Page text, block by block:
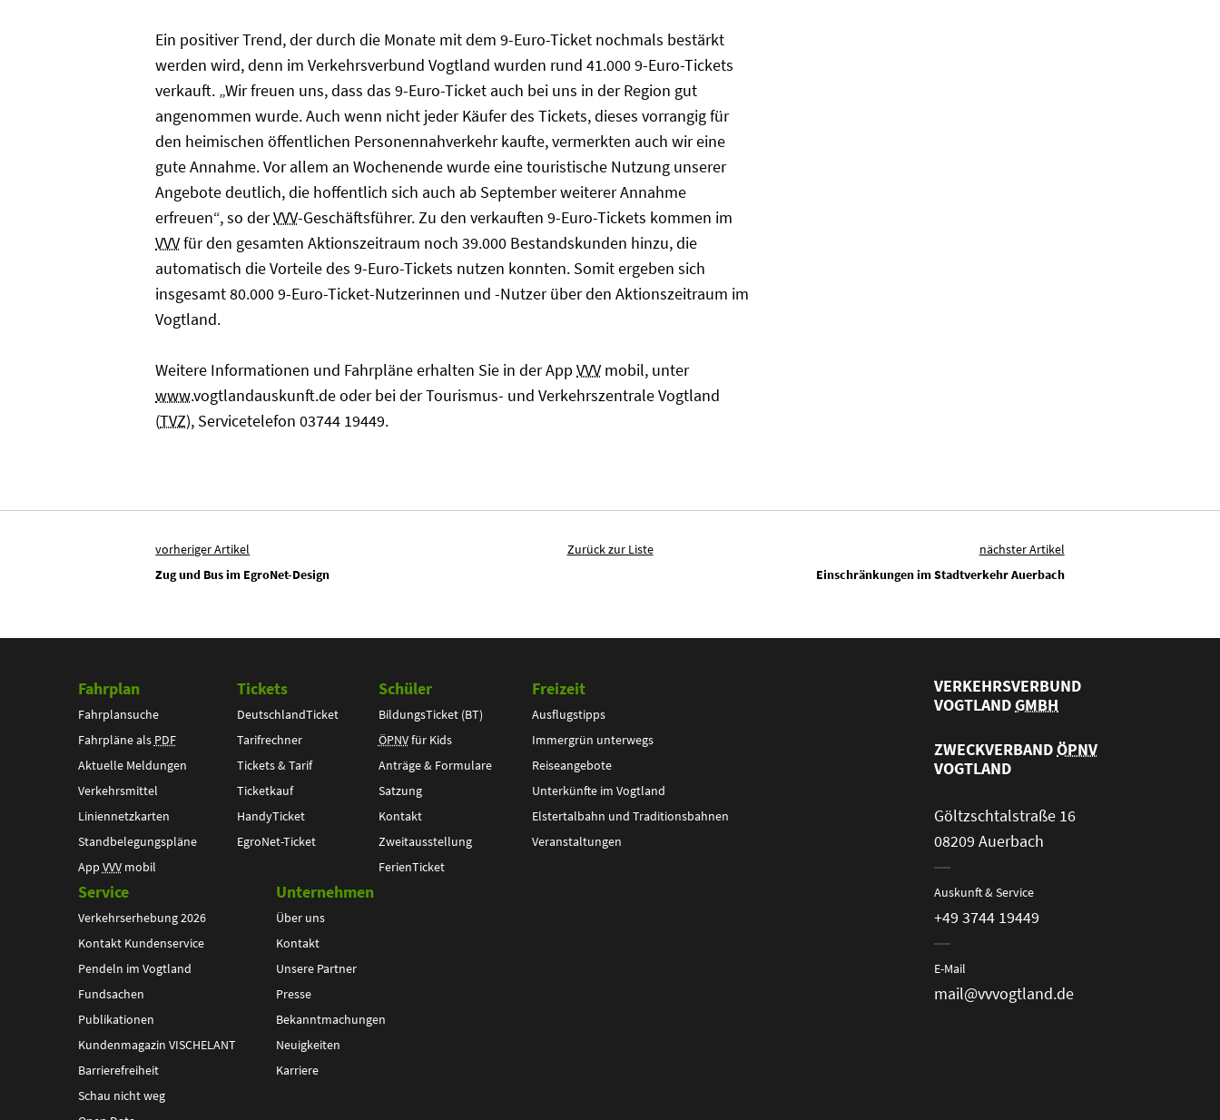
Ein positiver Trend, der durch die Monate mit dem 9-Euro-Ticket nochmals bestärkt
werden wird, denn im Verkehrsverbund Vogtland wurden rund 41.000 9-Euro-Tickets
verkauft. „Wir freuen uns, dass das 9-Euro-Ticket auch bei uns in der Region gut
angenommen wurde. Auch wenn nicht jeder Käufer des Tickets, dieses vorrangig für
den heimischen öffentlichen Personennahverkehr kaufte, vermerkten auch wir eine
gute Annahme. Vor allem an Wochenende wurde eine touristische Nutzung unserer
Angebote deutlich, die hoffentlich sich auch ab September weiterer Annahme
erfreuen“, so derVVV-Geschäftsführer. Zu den verkauften 9-Euro-Tickets kommen im
VVVfür den gesamten Aktionszeitraum noch 39.000 Bestandskunden hinzu, die
automatisch die Vorteile des 9-Euro-Tickets nutzen konnten. Somit ergeben sich
insgesamt 80.000 9-Euro-Ticket-Nutzerinnen und -Nutzer über den Aktionszeitraum im
Vogtland.
Weitere Informationen und Fahrpläne erhalten Sie in der AppVVVmobil, unter
www.vogtlandauskunft.de oder bei der Tourismus- und Verkehrszentrale Vogtland
(TVZ), Servicetelefon 03744 19449.
vorheriger Artikel
Zug und Bus im EgroNet-Design
nächster Artikel
Einschränkungen im Stadtverkehr Auerbach
Zurück zur Liste
Fahrplan
Fahrplansuche
Fahrpläne als PDF
Aktuelle Meldungen
Verkehrsmittel
Liniennetzkarten
Standbelegungspläne
App VVVmobil
Tickets
DeutschlandTicket
Tarifrechner
Tickets & Tarif
Ticketkauf
HandyTicket
EgroNet-Ticket
Schüler
BildungsTicket (BT)
ÖPNVfür Kids
Anträge & Formulare
Satzung
Kontakt
Zweitausstellung
FerienTicket
Freizeit
Ausflugstipps
Immergrün unterwegs
Reiseangebote
Unterkünfte im Vogtland
Elstertalbahn und Traditionsbahnen
Veranstaltungen
Service
Verkehrserhebung 2026
Kontakt Kundenservice
Pendeln im Vogtland
Fundsachen
Publikationen
Kundenmagazin VISCHELANT
Barrierefreiheit
Schau nicht weg
Unternehmen
Über uns
Kontakt
Unsere Partner
Presse
Bekanntmachungen
Neuigkeiten
Karriere
VERKEHRSVERBUND
VOGTLANDGMBH
ZWECKVERBANDÖPNV
VOGTLAND
Göltzschtalstraße 16
08209 Auerbach
Auskunft & Service
+49 3744 19449
E-Mail
mail@vvvogtland.de